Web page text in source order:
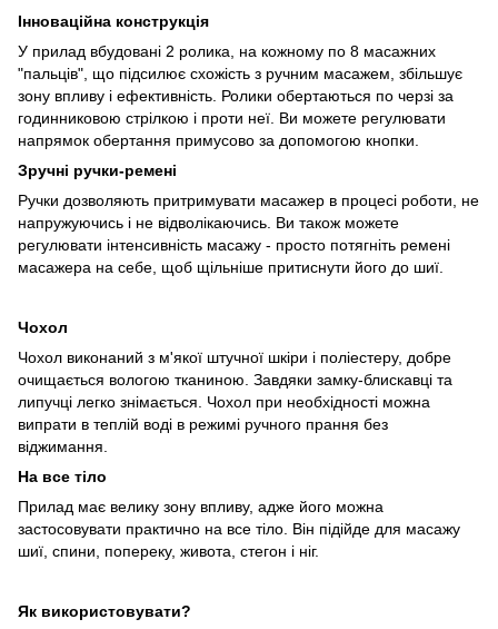
Інноваційна конструкція
У прилад вбудовані 2 ролика, на кожному по 8 масажних
"пальців", що підсилює схожість з ручним масажем, збільшує
зону впливу і ефективність. Ролики обертаються по черзі за
годинниковою стрілкою і проти неї. Ви можете регулювати
напрямок обертання примусово за допомогою кнопки.
Зручні ручки-ремені
Ручки дозволяють притримувати масажер в процесі роботи, не
напружуючись і не відволікаючись. Ви також можете
регулювати інтенсивність масажу - просто потягніть ремені
масажера на себе, щоб щільніше притиснути його до шиї.
Чохол
Чохол виконаний з м'якої штучної шкіри і поліестеру, добре
очищається вологою тканиною. Завдяки замку-блискавці та
липучці легко знімається. Чохол при необхідності можна
випрати в теплій воді в режимі ручного прання без
віджимання.
На все тіло
Прилад має велику зону впливу, адже його можна
застосовувати практично на все тіло. Він підійде для масажу
шиї, спини, попереку, живота, стегон і ніг.
Як використовувати?